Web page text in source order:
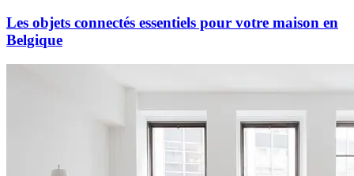
Les objets connectés essentiels pour votre maison en
Belgique